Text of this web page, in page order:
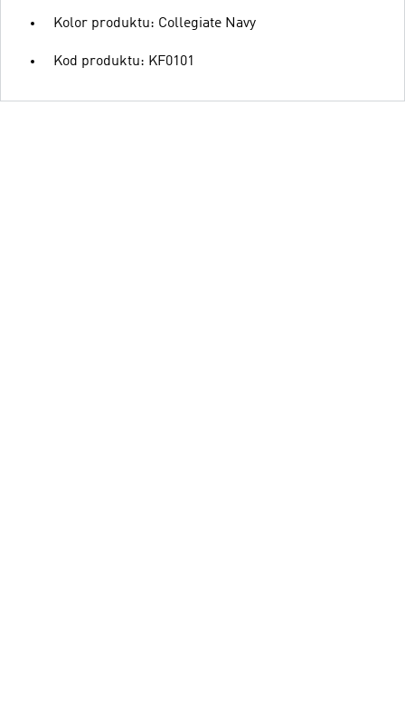
Kolor produktu: Collegiate Navy
Kod produktu: KF0101